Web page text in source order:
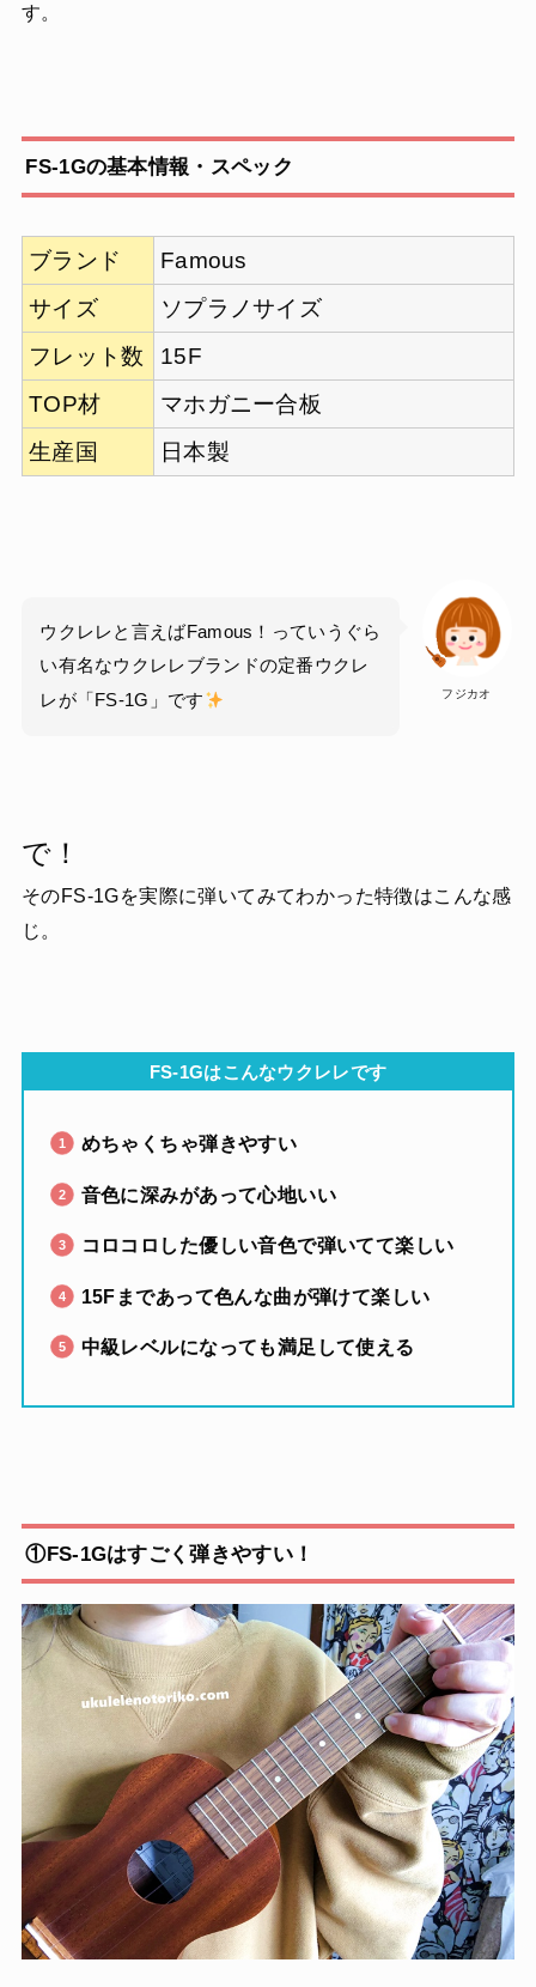
す。
FS-1Gの基本情報・スペック
ブランド
Famous
サイズ
ソプラノサイズ
フレット数
15F
TOP材
マホガニー合板
生産国
日本製
フジカオ
ウクレレと言えばFamous！っていうぐら
い有名なウクレレブランドの定番ウクレ
レが「FS-1G」です
で！
そのFS-1Gを実際に弾いてみてわかった特徴はこんな感
じ。
FS-1Gはこんなウクレレです
めちゃくちゃ弾きやすい
音色に深みがあって心地いい
コロコロした優しい音色で弾いてて楽しい
15Fまであって色んな曲が弾けて楽しい
中級レベルになっても満足して使える
①FS-1Gはすごく弾きやすい！